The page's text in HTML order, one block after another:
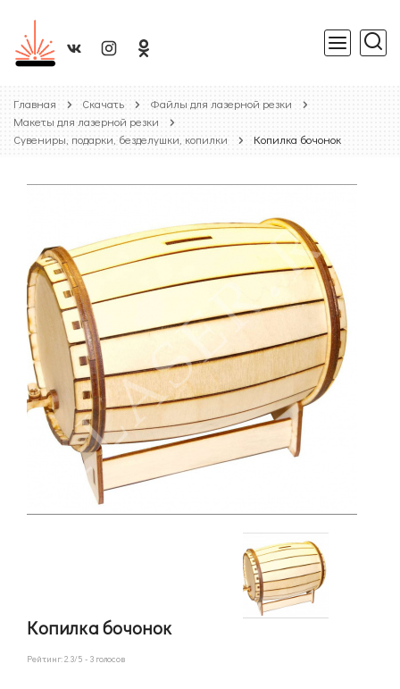
Главная Скачать
Файлы для лазерной резки
Макеты для лазерной резки
Сувениры, подарки, безделушки, копилки
Копилка бочонок
Копилка бочонок
Рейтинг:2.3/5 - 3 голосов